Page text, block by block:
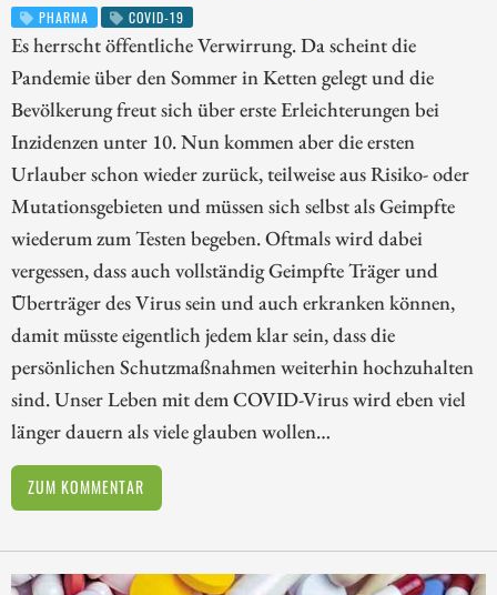
PHARMA COVID-19
Es herrscht öffentliche Verwirrung. Da scheint die
Pandemie über den Sommer in Ketten gelegt und die
Bevölkerung freut sich über erste Erleichterungen bei
Inzidenzen unter 10. Nun kommen aber die ersten
Urlauber schon wieder zurück, teilweise aus Risiko- oder
Mutationsgebieten und müssen sich selbst als Geimpfte
wiederum zum Testen begeben. Oftmals wird dabei
vergessen, dass auch vollständig Geimpfte Träger und
Überträger des Virus sein und auch erkranken können,
damit müsste eigentlich jedem klar sein, dass die
persönlichen Schutzmaßnahmen weiterhin hochzuhalten
sind. Unser Leben mit dem COVID-Virus wird eben viel
länger dauern als viele glauben wollen…
ZUM KOMMENTAR